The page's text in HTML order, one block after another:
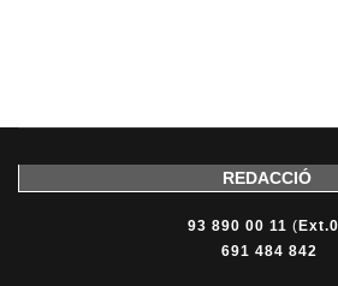
REDACCIÓ
93 890 00 11 (
691 484 842